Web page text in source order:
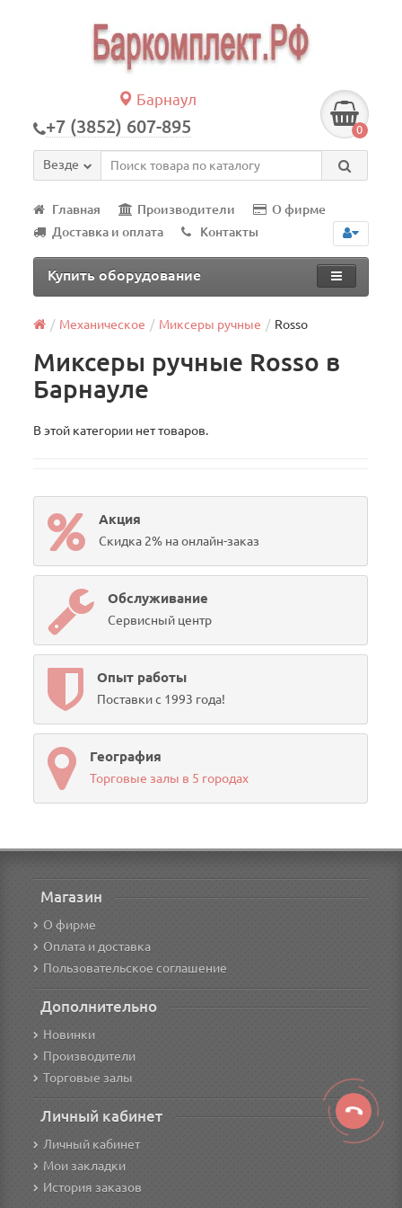
Барнаул
+7 (3852) 607-895 0
Везде
Главная Производители
О фирме
Доставка и оплата
Контакты
Купить оборудование
Механическое Миксеры ручные Rosso
Миксеры ручные Rosso в
Барнауле
В этой категории нет товаров.
Акция
Скидка 2% на онлайн-заказ
Обслуживание
Сервисный центр
Опыт работы
Поставки с 1993 года!
География
Торговые залы в 5 городах
Магазин
О фирме
Оплата и доставка
Пользовательское соглашение
Дополнительно
Новинки
Производители
Торговые залы
Личный кабинет
Личный кабинет
Мои закладки
История заказов